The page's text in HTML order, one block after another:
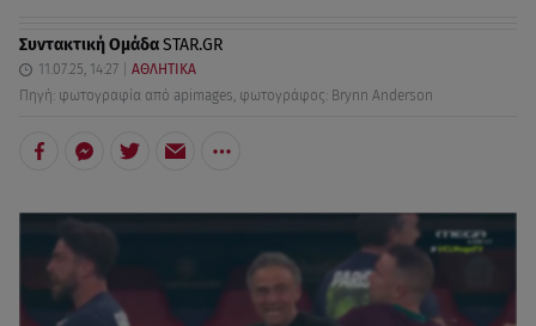
Συντακτική ΟμάδαSTAR.GR
11.07.25, 14:27
ΑΘΛΗΤΙΚΑ
Πηγή: φωτογραφία από apimages, φωτογράφος: Brynn Anderson